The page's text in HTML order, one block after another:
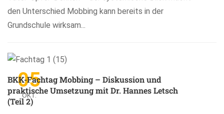
den Unterschied Mobbing kann bereits in der
Grundschule wirksam...
05
OKT.
BKK-Fachtag Mobbing – Diskussion und
praktische Umsetzung mit Dr. Hannes Letsch
(Teil 2)